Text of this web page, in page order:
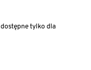
tylko dla